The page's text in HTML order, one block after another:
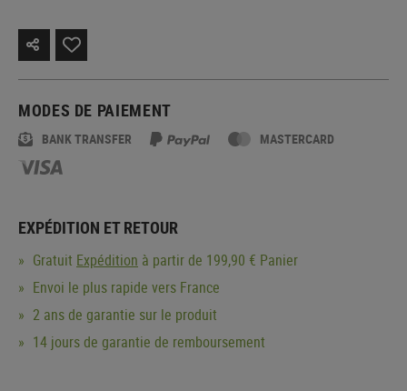
MODES DE PAIEMENT
BANK TRANSFER MASTERCARD
EXPÉDITION ET RETOUR
Gratuit Expédition à partir de 199,90 € Panier
Envoi le plus rapide vers France
2 ans de garantie sur le produit
14 jours de garantie de remboursement